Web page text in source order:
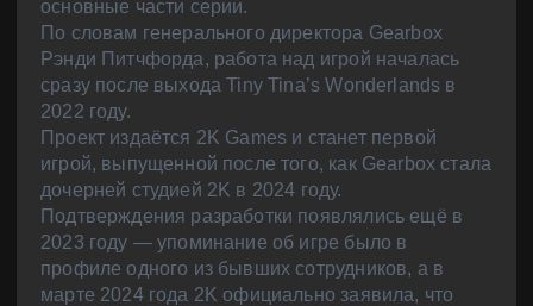
основные части серии.
По словам генерального директора Gearbox
Рэнди Питчфорда, работа над игрой началась
сразу после выхода Tiny Tina’s Wonderlands в
2022 году.
Проект издаётся 2K Games и станет первой
игрой, выпущенной после того, как Gearbox стала
дочерней студией 2K в 2024 году.
Подтверждения разработки появлялись ещё в
2023 году — упоминание об игре было в
профиле одного из бывших сотрудников, а в
марте 2024 года 2K официально заявила, что